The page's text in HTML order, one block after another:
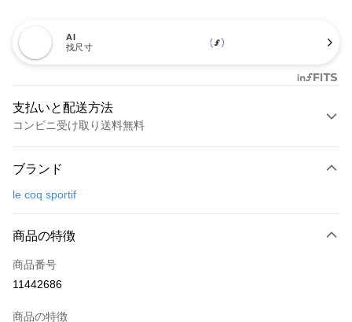
AI
找尺寸
支払いと配送方法
コンビニ受け取り送料無料
クレジットカード1回払い
LINE Pay
Apple Pay
ブランド
le coq sportif
商品の特徴
商品番号
11442686
商品の特徴